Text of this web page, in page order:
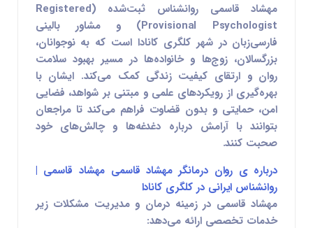
مهشاد قاسمی
روانشناس ثبت‌شده (Registered
Provisional Psychologist) و مشاور بالینی
فارسی‌زبان در شهر کلگری کانادا است که به نوجوانان،
بزرگسالان، زوج‌ها و خانواده‌ها در مسیر بهبود سلامت
روان و ارتقای کیفیت زندگی کمک می‌کند. ایشان با
بهره‌گیری از رویکردهای علمی و مبتنی بر شواهد، فضایی
امن، حمایتی و بدون قضاوت فراهم می‌کند تا مراجعان
بتوانند با آرامش درباره دغدغه‌ها و چالش‌های خود
صحبت کنند.
درباره ی روان درمانگر مهشاد قاسمی مهشاد قاسمی |
روانشناس ایرانی در کلگری کانادا
مهشاد قاسمی در زمینه درمان و مدیریت مشکلات زیر
خدمات تخصصی ارائه می‌دهد: